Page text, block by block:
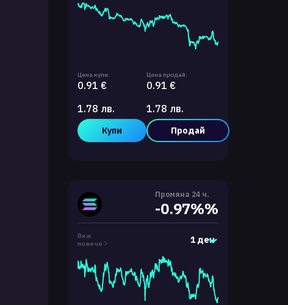
Цена купи:
0.91 €
1.78 лв.
Купи
Цена продай:
0.91 €
1.78 лв.
Продай
Промяна 24 ч.
-0.97%%
Виж
повече
1 ден